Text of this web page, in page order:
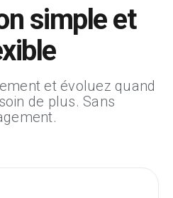
simple et
et évoluez quand
de plus. Sans